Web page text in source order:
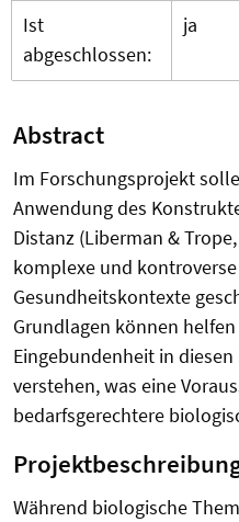
Ist
abgeschlossen:
ja
Abstract
Im Forschungsprojekt
Anwendung des
Distanz (Liberman &
komplexe und
Gesundheitskontexte
Grundlagen können
Eingebundenheit in
verstehen, was eine
bedarfsgerechtere
Während biologische